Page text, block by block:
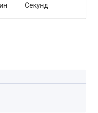
Секунд